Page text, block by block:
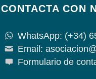
CONTACTA CON
WhatsApp: (+34)
Email:
Formulario de